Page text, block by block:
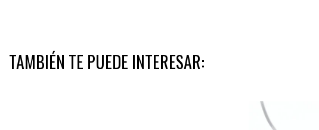
TAMBIÉN TE PUEDE INTERESAR: